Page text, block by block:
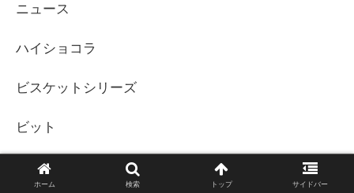
ニュース
ハイショコラ
ビスケットシリーズ
ビット
ピッカラ・ピーパリ
ホーム 検索 トップ サイドバー